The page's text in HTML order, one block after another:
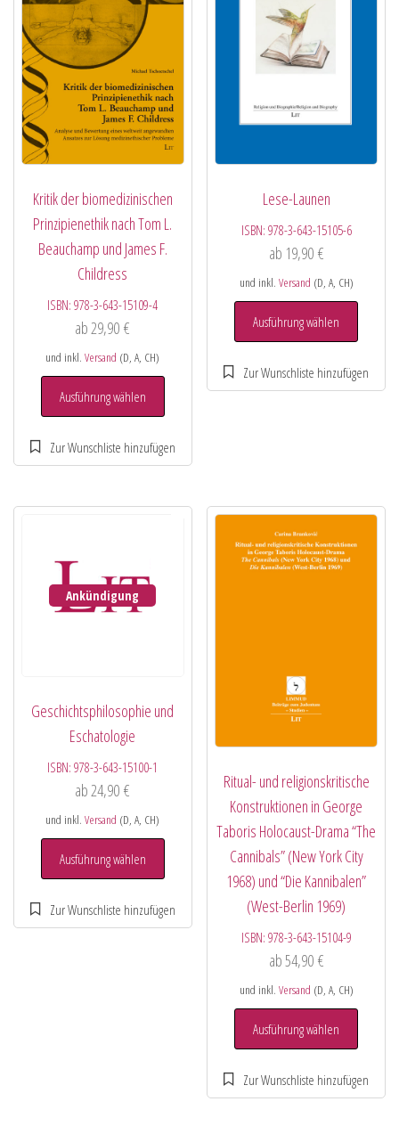
Kritik der biomedizinischen
Prinzipienethik nach Tom L.
Beauchamp und James F.
Childress
ISBN:978-3-643-15109-4
ab 29,90€
und inkl.Versand (D, A, CH)
Ausführung wählen
Lese-Launen
ISBN: 978-3-643-15105-6
ab 19,90 €
und inkl. Versand (D, A, CH)
Ausführung wählen
Ankündigung
Geschichtsphilosophie und
Eschatologie
ISBN:978-3-643-15100-1
ab 24,90€
und inkl.Versand (D, A, CH)
Ausführung wählen
Ritual- und religionskritische
Konstruktionen in George
Taboris Holocaust-Drama “The
Cannibals” (New York City
1968) und “Die Kannibalen”
(West-Berlin 1969)
ISBN: 978-3-643-15104-9
ab54,90 €
und inkl. Versand (D, A, CH)
Ausführung wählen